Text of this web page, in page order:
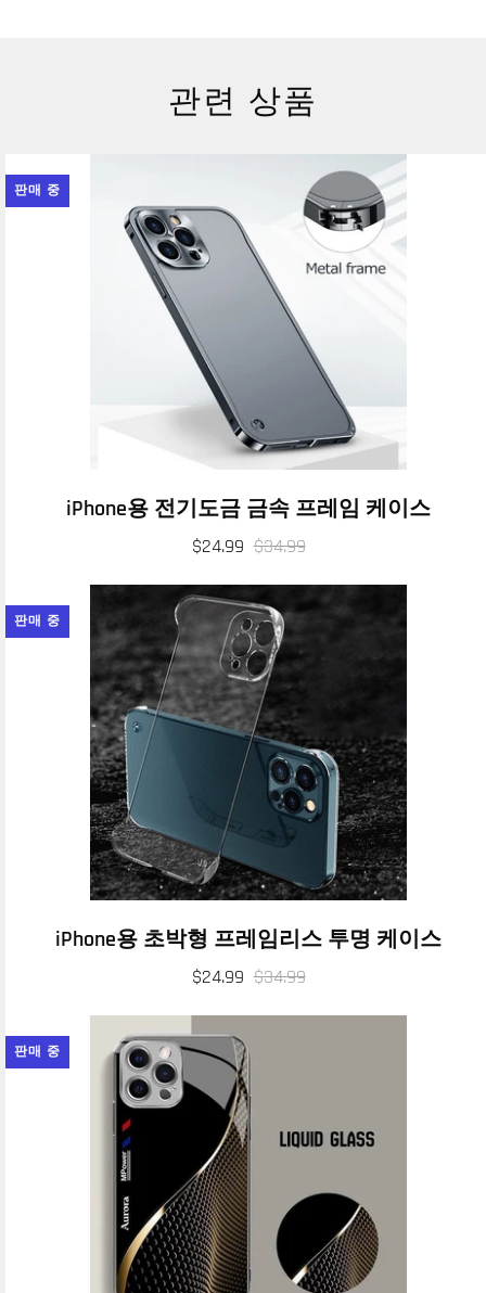
관련 상품
판매 중
iPhone용 전기도금 금속 프레임 케이스
$24.99 $34.99
판매 중
iPhone용 초박형 프레임리스 투명 케이스
$24.99 $34.99
판매 중